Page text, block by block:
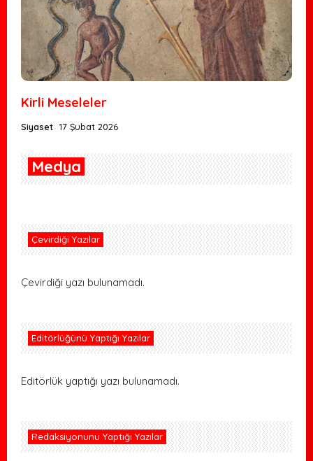
Kirli Meseleler
Siyaset 17 Şubat 2026
Medya
Çevirdiği Yazılar
Çevirdiği yazı bulunamadı.
Editörlüğünü Yaptığı Yazılar
Editörlük yaptığı yazı bulunamadı.
Redaksiyonunu Yaptığı Yazılar